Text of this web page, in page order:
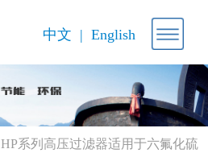
中文 English
HP系列高压过滤器适用于六氟化硫